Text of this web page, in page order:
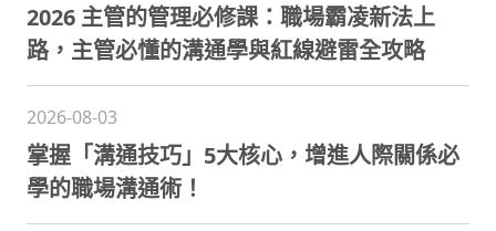
2026 主管的管理必修課：職場霸凌新法上
路，主管必懂的溝通學與紅線避雷全攻略
2026-08-03
掌握「溝通技巧」5大核心，增進人際關係必
學的職場溝通術！